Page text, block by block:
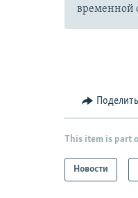
временной
This item is part
Новости